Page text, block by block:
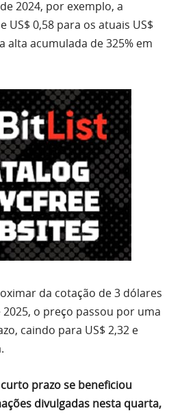
2024, por exemplo, a
0,58 para os atuais US$
alta acumulada de 325% em
da cotação de 3 dólares
o preço passou por uma
caindo para US$ 2,32 e
prazo se beneficiou
divulgadas nesta quarta,